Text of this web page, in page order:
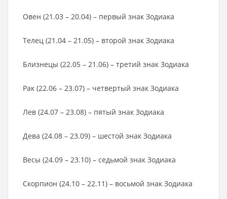
Овен (21.03 – 20.04) – первый знак Зодиака
Телец (21.04 – 21.05) – второй знак Зодиака
Близнецы (22.05 – 21.06) – третий знак Зодиака
Рак (22.06 – 23.07) – четвертый знак Зодиака
Лев (24.07 – 23.08) – пятый знак Зодиака
Дева (24.08 – 23.09) – шестой знак Зодиака
Весы (24.09 – 23.10) – седьмой знак Зодиака
Скорпион (24.10 – 22.11) – восьмой знак Зодиака